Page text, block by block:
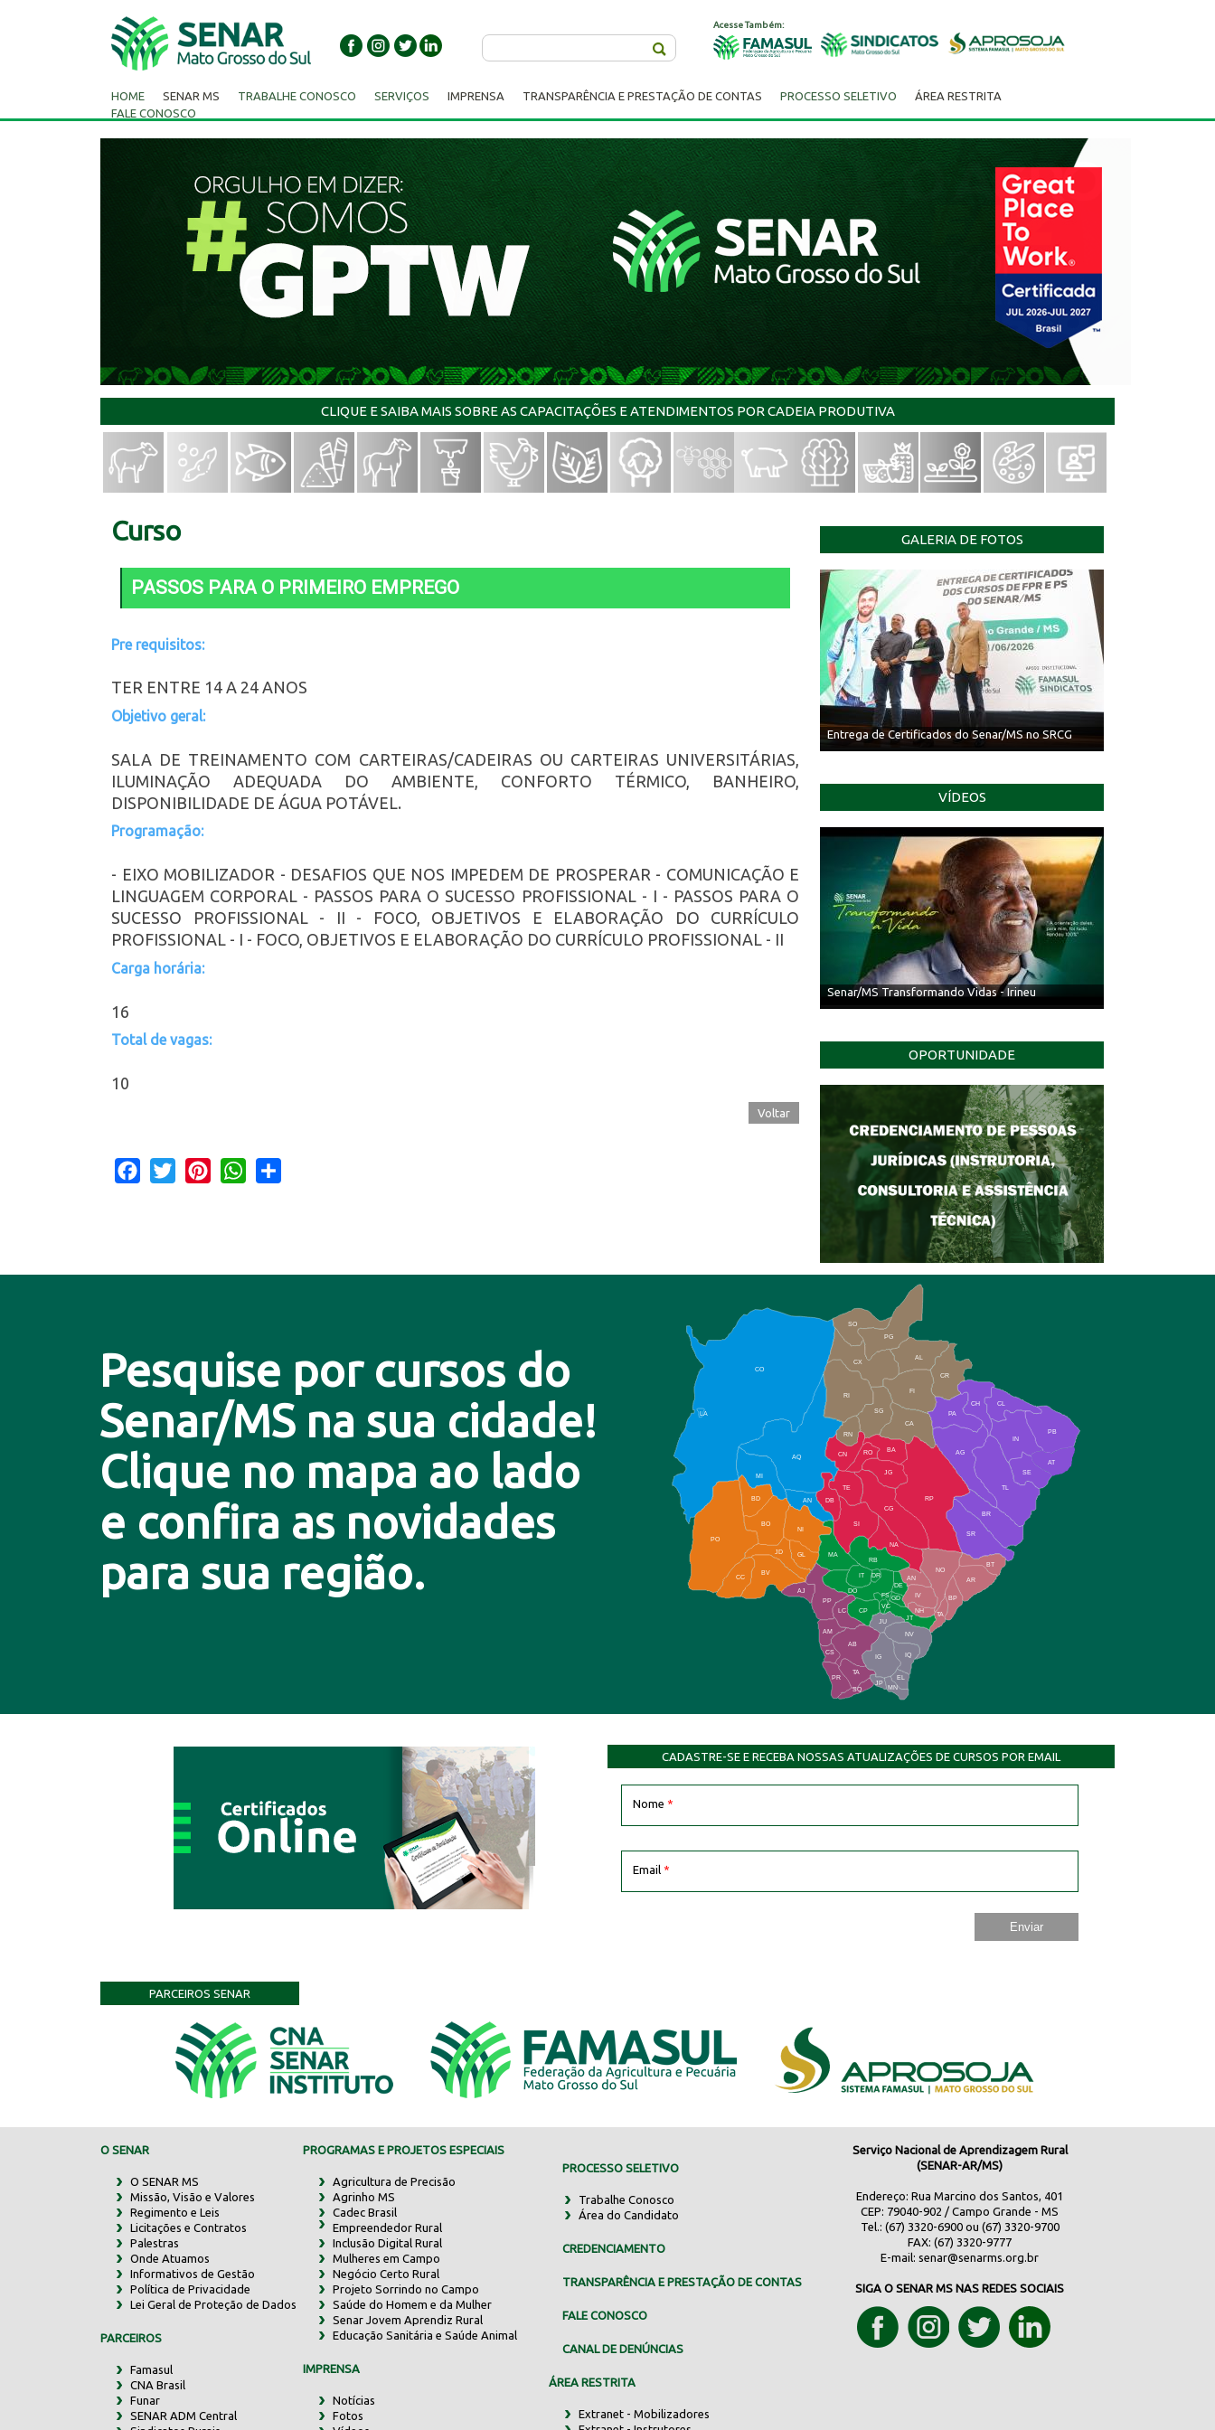
Acesse Também:
HOME SENAR MS TRABALHE CONOSCO SERVIÇOS IMPRENSA TRANSPARÊNCIA E PRESTAÇÃO DE CONTAS PROCESSO SELETIVO
ÁREA RESTRITA
FALE CONOSCO
CLIQUE E SAIBA MAIS SOBRE AS CAPACITAÇÕES E ATENDIMENTOS POR CADEIA PRODUTIVA
GALERIA DE FOTOS
Entrega de Certificados do Senar/MS no SRCG
VÍDEOS
Senar/MS Transformando Vidas - Irineu
OPORTUNIDADE
Curso
PASSOS PARA O PRIMEIRO EMPREGO
Pre requisitos:
TER ENTRE 14 A 24 ANOS
Objetivo geral:
SALA DE TREINAMENTO COM CARTEIRAS/CADEIRAS OU CARTEIRAS UNIVERSITÁRIAS,
ILUMINAÇÃO ADEQUADA DO AMBIENTE, CONFORTO TÉRMICO, BANHEIRO,
DISPONIBILIDADE DE ÁGUA POTÁVEL.
Programação:
- EIXO MOBILIZADOR - DESAFIOS QUE NOS IMPEDEM DE PROSPERAR - COMUNICAÇÃO E
LINGUAGEM CORPORAL - PASSOS PARA O SUCESSO PROFISSIONAL - I - PASSOS PARA O
SUCESSO PROFISSIONAL - II - FOCO, OBJETIVOS E ELABORAÇÃO DO CURRÍCULO
PROFISSIONAL - I - FOCO, OBJETIVOS E ELABORAÇÃO DO CURRÍCULO PROFISSIONAL - II
Carga horária:
16
Total de vagas:
10
Voltar
Facebook
Twitter PinterestWhatsApp
Pesquise por cursos do
Senar/MS na sua cidade!
Clique no mapa ao lado
e confira as novidades
para sua região.
CO
AQ
MI
AN
CX
RI
AL
CR
FI
SG
BA
CA
PA
CH CL
PB
SE
TL
AG
BR
SR
BT
AR
RP
RO
JG
CG
SI
NA
TA
NH
JT
RB
MA
IT
DR
DO
CP
JU
NV
IQ
EL
BD
BO
NI
JD
PO
BV
CC
PP
AJ
LC
AM
AB
JP
DB
TE
CS
PR
TA
SQ
IG
MN
IN
NO
BP
RN
CN
GL
AN
IV
FS
VC
GD
DE
AT
PG
SO
LA
CADASTRE-SE E RECEBA NOSSAS ATUALIZAÇÕES DE CURSOS POR EMAIL
Nome *
Email *
PARCEIROS SENAR
O SENAR
O SENAR MS
Missão, Visão e Valores
Regimento e Leis
Licitações e Contratos
Palestras
Onde Atuamos
Informativos de Gestão
Política de Privacidade
Lei Geral de Proteção de Dados
PARCEIROS
Famasul
CNA Brasil
Funar
SENAR ADM Central
PROGRAMAS E PROJETOS ESPECIAIS
Agricultura de Precisão
Agrinho MS
Cadec Brasil
Empreendedor Rural
Inclusão Digital Rural
Mulheres em Campo
Negócio Certo Rural
Projeto Sorrindo no Campo
Saúde do Homem e da Mulher
Senar Jovem Aprendiz Rural
Educação Sanitária e Saúde Animal
IMPRENSA
Notícias
Fotos
PROCESSO SELETIVO
Trabalhe Conosco
Área do Candidato
CREDENCIAMENTO
TRANSPARÊNCIA E PRESTAÇÃO DE CONTAS
FALE CONOSCO
CANAL DE DENÚNCIAS
ÁREA RESTRITA
Extranet - Mobilizadores
Serviço Nacional de Aprendizagem Rural
(SENAR-AR/MS)
Endereço: Rua Marcino dos Santos, 401
CEP: 79040-902 / Campo Grande - MS
Tel.: (67) 3320-6900 ou (67) 3320-9700
FAX: (67) 3320-9777
E-mail:senar@senarms.org.br
SIGA O SENAR MS NAS REDES SOCIAIS